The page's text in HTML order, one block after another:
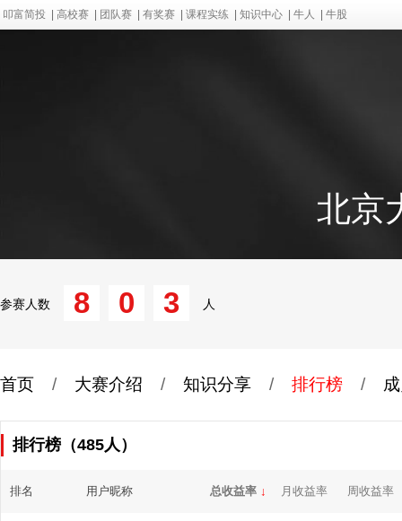
叩富简投 高校赛 团队赛 有奖赛 课程实练 知识中心 牛人 牛股
北京
参赛人数 8 0 3 人
首页 / 大赛介绍 / 知识分享 / 排行榜 /
排行榜（485人）
排名 用户昵称 总收益率 ↓ 月收益率 周收益率